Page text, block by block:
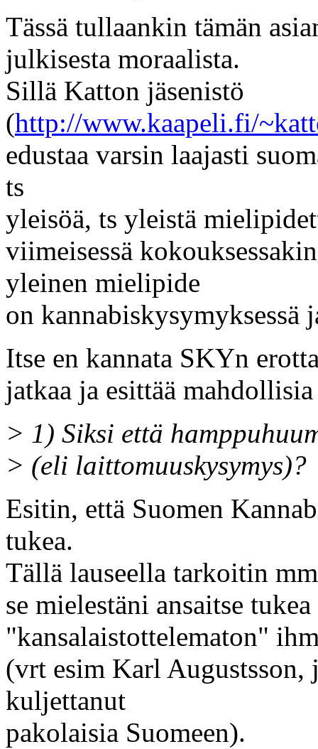
Tässä tullaankin tämän
julkisesta moraalista.
Sillä Katton jäsenistö
(http://www.kaapeli.fi/
edustaa varsin laajasti
ts
yleisöä, ts yleistä
viimeisessä
yleinen mielipide
on kannabiskysymyksessä
Itse en kannata SKYn
jatkaa ja esittää
> 1) Siksi että
> (eli laittomuuskysymys)?
Esitin, että Suomen
tukea.
Tällä lauseella tarkoitin
se mielestäni ansaitse
"kansalaistottelematon"
(vrt esim Karl
kuljettanut
pakolaisia Suomeen).